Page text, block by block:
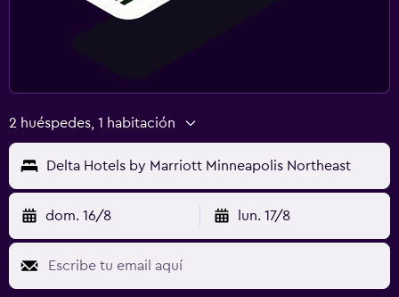
2 huéspedes, 1 habitación
Delta Hotels by Marriott Minneapolis Northeast
dom. 16/8 lun. 17/8